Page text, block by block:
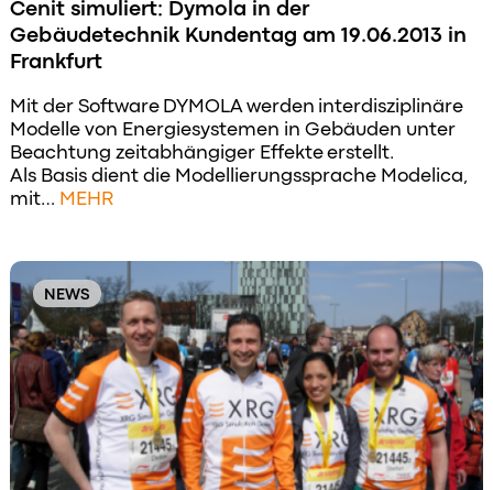
Cenit simuliert: Dymola in der
Gebäudetechnik Kundentag am 19.06.2013 in
Frankfurt
Mit der Software DYMOLA werden interdisziplinäre
Modelle von Energiesystemen in Gebäuden unter
Beachtung zeitabhängiger Effekte erstellt.
Als Basis dient die Modellierungssprache Modelica,
mit… MEHR
NEWS